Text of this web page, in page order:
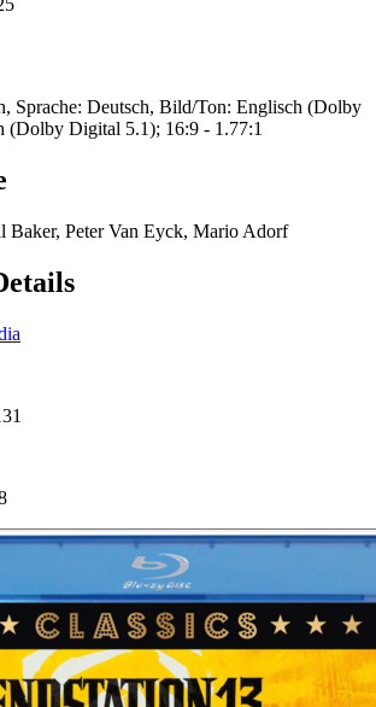
Sprache: Deutsch, Bild/Ton: Englisch (Dolby
(Dolby Digital 5.1); 16:9 - 1.77:1
Baker, Peter Van Eyck, Mario Adorf